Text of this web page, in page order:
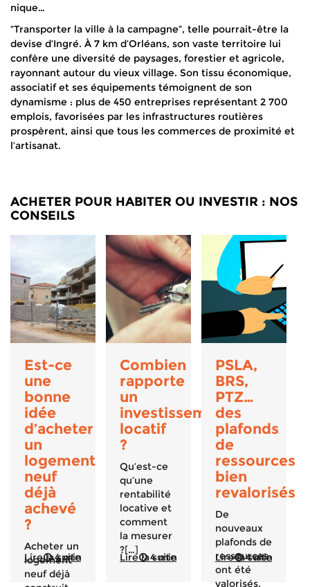
nique…
“Transporter la ville à la campagne”, telle pourrait-être la
devise d’Ingré. À 7 km d’Orléans, son vaste territoire lui
confère une diversité de paysages, forestier et agricole,
rayonnant autour du vieux village. Son tissu économique,
associatif et ses équipements témoignent de son
dynamisme : plus de 450 entreprises représentant 2 700
emplois, favorisées par les infrastructures routières
prospèrent, ainsi que tous les commerces de proximité et
l’artisanat.
ACHETER POUR HABITER OU INVESTIR : NOS
CONSEILS
Est-ce
une
bonne
idée
d’acheter
un
logement
neuf
déjà
achevé
?
Acheter un
logement
neuf déjà
Lire la suite
4 min
Combien
rapporte
un
investissement
locatif
?
Qu’est-ce
qu’une
rentabilité
locative et
comment
la mesurer
?[…]
Lire la suite
4 min
PSLA,
BRS,
PTZ…
des
plafonds
de
ressources
bien
revalorisés
De
nouveaux
plafonds de
ressources
ont été
valorisés.
Lire la suite
4 min